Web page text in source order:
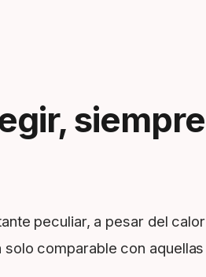
peculiar, a pesar del
comparable con